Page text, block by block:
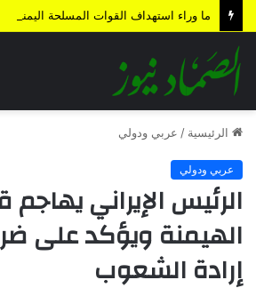
ما وراء استهداف القوات المسلحة اليمنية
الرئيسية / عربي ودولي
عربي ودولي
الرئيس الإيراني
الهيمنة ويؤكد على
إرادة الشعوب